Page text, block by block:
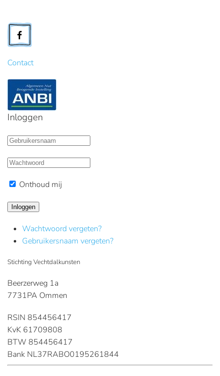
Contact
Inloggen
Onthoud mij
Inloggen
Wachtwoord vergeten?
Gebruikersnaam vergeten?
Stichting Vechtdalkunsten
Beerzerweg 1a
7731PA Ommen
RSIN 854456417
KvK 61709808
BTW 854456417
Bank NL37RABO0195261844